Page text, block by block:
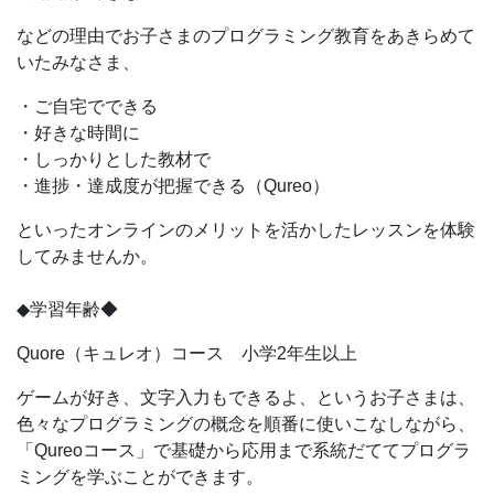
​​などの理由でお子さまのプログラミング教育をあきらめて
いたみなさま、
・​ご自宅でできる
・好きな時間に
・しっかりとした教材で
・進捗・達成度が把握できる（Qureo）
といったオンラインのメリットを活かしたレッスンを体験
してみませんか。
◆学習年齢◆
Quore（キュレオ）コース 小学2年生以上
ゲームが好き、文字入力もできるよ、というお子さまは、
色々なプログラミングの概念を順番に使いこなしながら、
「Qureoコース」で基礎から応用まで系統だててプログラ
ミングを学ぶことができます。